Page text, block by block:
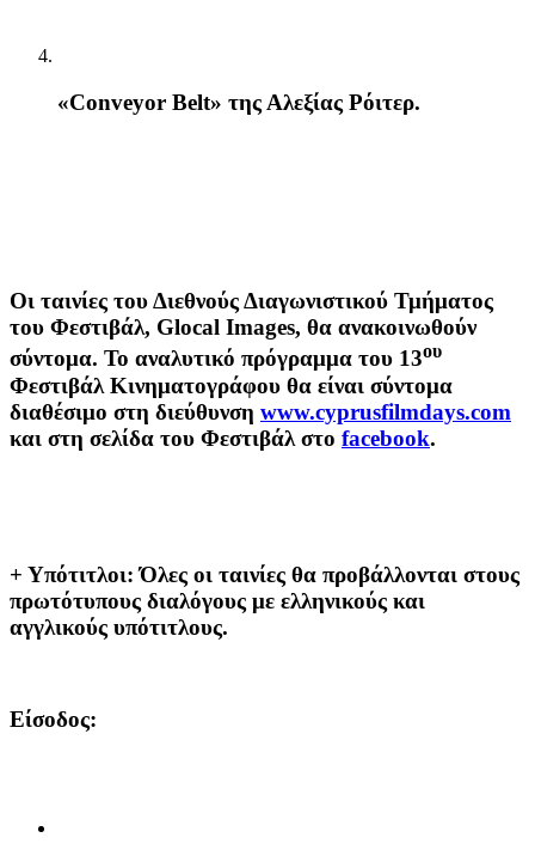
«Conveyor Belt» της Αλεξίας Ρόιτερ.
Οι ταινίες του Διεθνούς Διαγωνιστικού Τμήματος
του Φεστιβάλ, Glocal Images, θα ανακοινωθούν
σύντομα. Το αναλυτικό πρόγραμμα του 13ου
Φεστιβάλ Κινηματογράφου θα είναι σύντομα
διαθέσιμο στη διεύθυνση www.cyprusfilmdays.com
και στη σελίδα του Φεστιβάλ στο facebook.
+ Υπότιτλοι:Όλες οι ταινίες θα προβάλλονται στους
πρωτότυπους διαλόγους με ελληνικούς και
αγγλικούς υπότιτλους.
Είσοδος: